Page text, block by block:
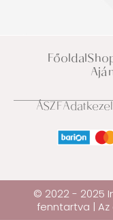
Főoldal
ÁSZF
© 2022 - 2025
fenntartva |